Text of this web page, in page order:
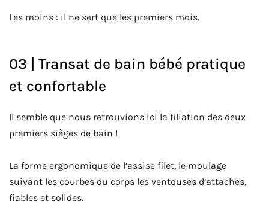
Les moins : il ne sert que les premiers mois.
03 | Transat de bain bébé pratique
et confortable
Il semble que nous retrouvions ici la filiation des deux
premiers sièges de bain !
La forme ergonomique de l’assise filet, le moulage
suivant les courbes du corps les ventouses d’attaches,
fiables et solides.